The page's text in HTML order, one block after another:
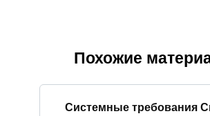
Похожие
Системные требования